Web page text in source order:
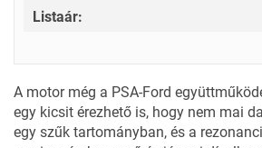
Listaár:
A motor még a PSA-Ford
egy kicsit érezhető is, hogy nem mai
egy szűk tartományban, és a